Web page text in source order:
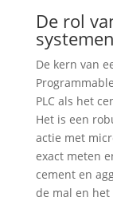
De rol
systemen
De kern van
PLC als het
Het is een
actie met
exact meten
cement en
de mal en